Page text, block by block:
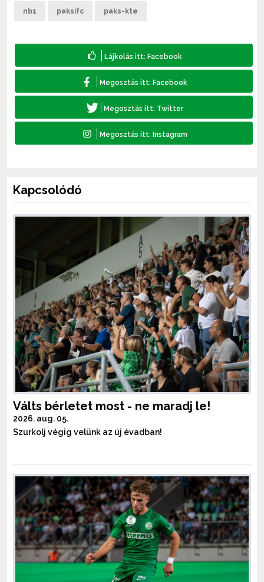
nb1 paksifc paks-kte
Kapcsolódó
Válts bérletet most - ne maradj le!
2026. aug. 05.
Szurkolj végig velünk az új évadban!